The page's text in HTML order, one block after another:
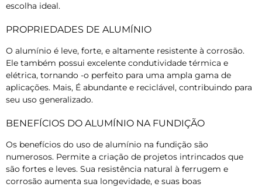
escolha ideal.
PROPRIEDADES DE ALUMÍNIO
O alumínio é leve, forte, e altamente resistente à corrosão.
Ele também possui excelente condutividade térmica e
elétrica, tornando -o perfeito para uma ampla gama de
aplicações. Mais, É abundante e reciclável, contribuindo para
seu uso generalizado.
BENEFÍCIOS DO ALUMÍNIO NA FUNDIÇÃO
Os benefícios do uso de alumínio na fundição são
numerosos. Permite a criação de projetos intrincados que
são fortes e leves. Sua resistência natural à ferrugem e
corrosão aumenta sua longevidade, e suas boas